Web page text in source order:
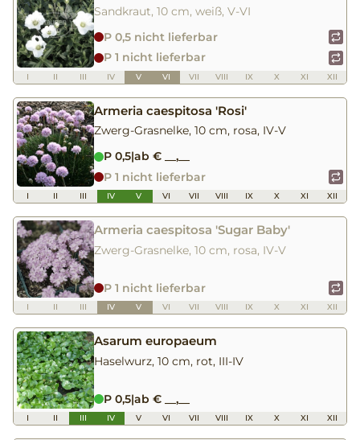
Sandkraut, 10 cm, weiß, V-VI
P 0,5 nicht lieferbar
P 1 nicht lieferbar
I II III IV V VI VII VIII IX X XI XII
Armeria caespitosa 'Rosi'
Zwerg-Grasnelke, 10 cm, rosa, IV-V
P 0,5|ab € __,__
P 1 nicht lieferbar
I II III IV V VI VII VIII IX X XI XII
Armeria caespitosa 'Sugar Baby'
Zwerg-Grasnelke, 10 cm, rosa, IV-V
P 1 nicht lieferbar
I II III IV V VI VII VIII IX X XI XII
Asarum europaeum
Haselwurz, 10 cm, rot, III-IV
P 0,5|ab € __,__
I II III IV V VI VII VIII IX X XI XII